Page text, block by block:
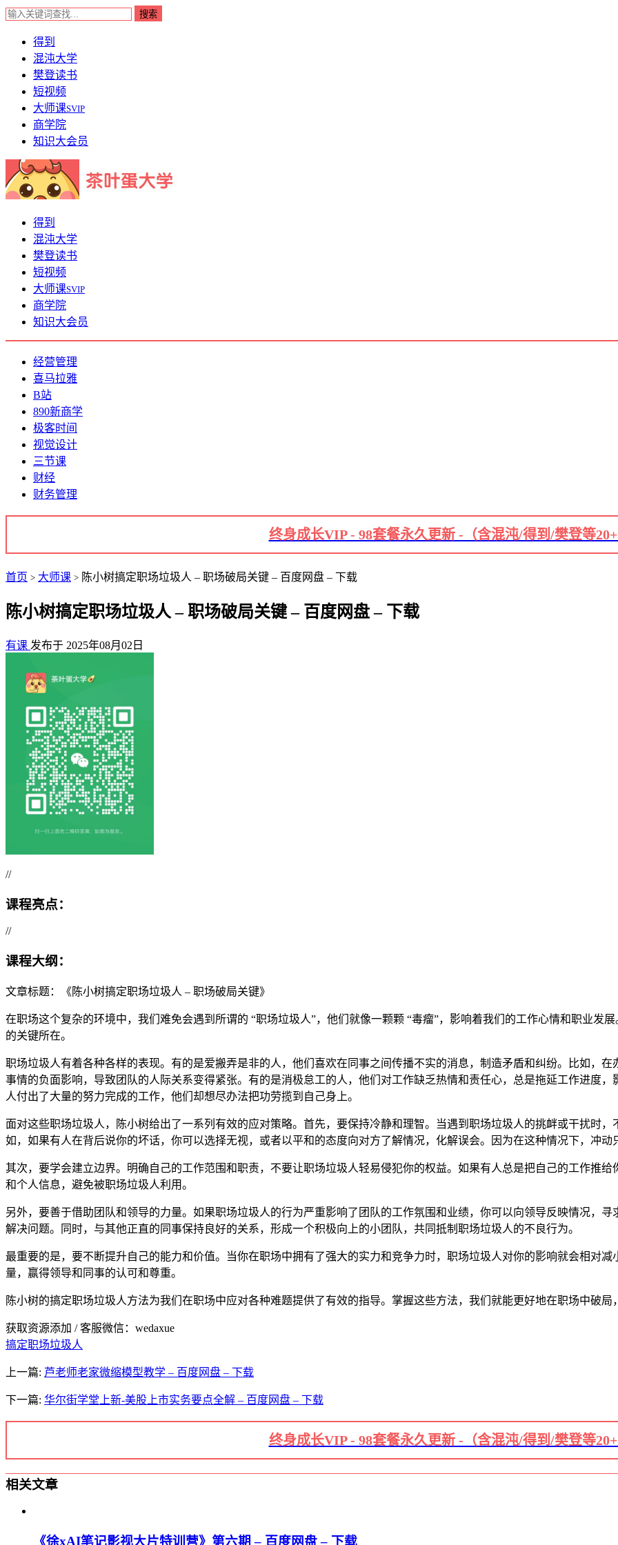
得到
混沌大学
樊登读书
短视频
大师课SVIP
商学院
知识大会员
得到
混沌大学
樊登读书
短视频
大师课SVIP
商学院
知识大会员
经营管理
喜马拉雅
B站
890新商学
极客时间
视觉设计
三节课
财经
财务管理
终身成长VIP - 98套餐永久更新 -（含混沌/得到/樊登等
首页 > 大师课 > 陈小树搞定职场垃圾人 – 职场破局关键 – 百度网盘 – 下载
陈小树搞定职场垃圾人 – 职场破局关键 – 百度网盘 – 下载
有课 发布于 2025年08月02日
//
课程亮点：
//
课程大纲：
文章标题：《陈小树搞定职场垃圾人 – 职场破局关键》
在职场这个复杂的环境中，我们难免会遇到所谓的 “职场垃圾人”，他们就像一颗颗 “毒瘤”，影响着我们的工作心情和职业发
的关键所在。
职场垃圾人有着各种各样的表现。有的是爱搬弄是非的人，他们喜欢在同事之间传播不实的消息，制造矛盾和纠纷。比如，
事情的负面影响，导致团队的人际关系变得紧张。有的是消极怠工的人，他们对工作缺乏热情和责任心，总是拖延工作进度
人付出了大量的努力完成的工作，他们却想尽办法把功劳揽到自己身上。
面对这些职场垃圾人，陈小树给出了一系列有效的应对策略。首先，要保持冷静和理智。当遇到职场垃圾人的挑衅或干扰时
如，如果有人在背后说你的坏话，你可以选择无视，或者以平和的态度向对方了解情况，化解误会。因为在这种情况下，冲
其次，要学会建立边界。明确自己的工作范围和职责，不要让职场垃圾人轻易侵犯你的权益。如果有人总是把自己的工作推
和个人信息，避免被职场垃圾人利用。
另外，要善于借助团队和领导的力量。如果职场垃圾人的行为严重影响了团队的工作氛围和业绩，你可以向领导反映情况，
解决问题。同时，与其他正直的同事保持良好的关系，形成一个积极向上的小团队，共同抵制职场垃圾人的不良行为。
最重要的是，要不断提升自己的能力和价值。当你在职场中拥有了强大的实力和竞争力时，职场垃圾人对你的影响就会相对
量，赢得领导和同事的认可和尊重。
陈小树的搞定职场垃圾人方法为我们在职场中应对各种难题提供了有效的指导。掌握这些方法，我们就能更好地在职场中破局
获取资源添加 / 客服微信：wedaxue
搞定职场垃圾人
上一篇: 芦老师老家微缩模型教学 – 百度网盘 – 下载
下一篇: 华尔街学堂上新-美股上市实务要点全解 – 百度网盘 – 下载
终身成长VIP - 98套餐永久更新 -（含混沌/得到/樊登等
相关文章
《徐xAI笔记影视大片特训营》第六期 – 百度网盘 – 下载